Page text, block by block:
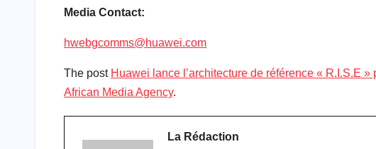
Media Contact:
hwebgcomms@huawei.com
The post Huawei lance l’architecture de référence « R.I.S.E
African Media Agency.
La Rédaction